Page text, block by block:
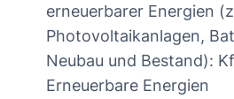
erneuerbarer Energien
Photovoltaikanlagen,
Neubau und Bestand):
Erneuerbare Energien